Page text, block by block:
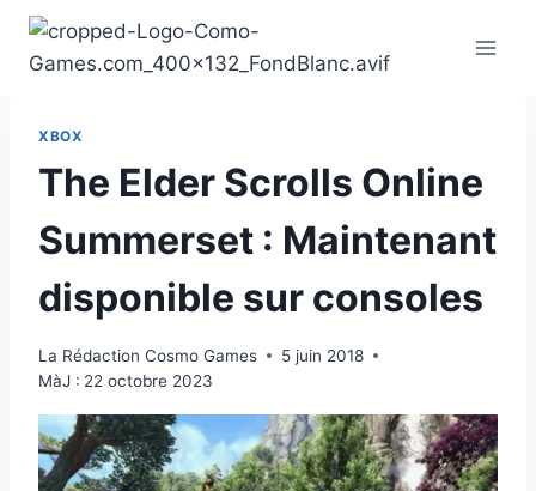
Aller
contenu
XBOX
The Elder Scrolls Online
Summerset : Maintenant
disponible sur consoles
La Rédaction Cosmo Games
5 juin 2018
MàJ : 22 octobre 2023